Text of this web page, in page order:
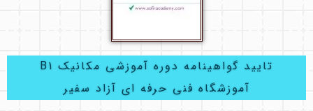
تایید گواهینامه دوره آموزشی مکانیک B1
آموزشگاه فنی حرفه ای آزاد سفیر